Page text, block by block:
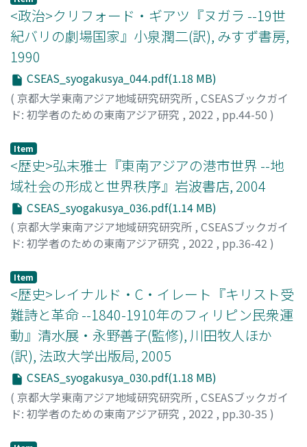
<政治>クリフォード・ギアツ『ヌガラ --19世
紀バリの劇場国家』小泉潤二(訳), みすず書房,
1990
CSEAS_syogakusya_044.pdf(1.18 MB)
( 京都大学東南アジア地域研究研究所 , CSEASブックガイ
ド: 初学者のための東南アジア研究 , 2022 , pp.44-50 )
Item
<歴史>弘末雅士『東南アジアの港市世界 --地
域社会の形成と世界秩序』岩波書店, 2004
CSEAS_syogakusya_036.pdf(1.14 MB)
( 京都大学東南アジア地域研究研究所 , CSEASブックガイ
ド: 初学者のための東南アジア研究 , 2022 , pp.36-42 )
Item
<歴史>レイナルド・C・イレート『キリスト受
難詩と革命 --1840-1910年のフィリピン民衆運
動』清水展・永野善子(監修), 川田牧人ほか
(訳), 法政大学出版局, 2005
CSEAS_syogakusya_030.pdf(1.18 MB)
( 京都大学東南アジア地域研究研究所 , CSEASブックガイ
ド: 初学者のための東南アジア研究 , 2022 , pp.30-35 )